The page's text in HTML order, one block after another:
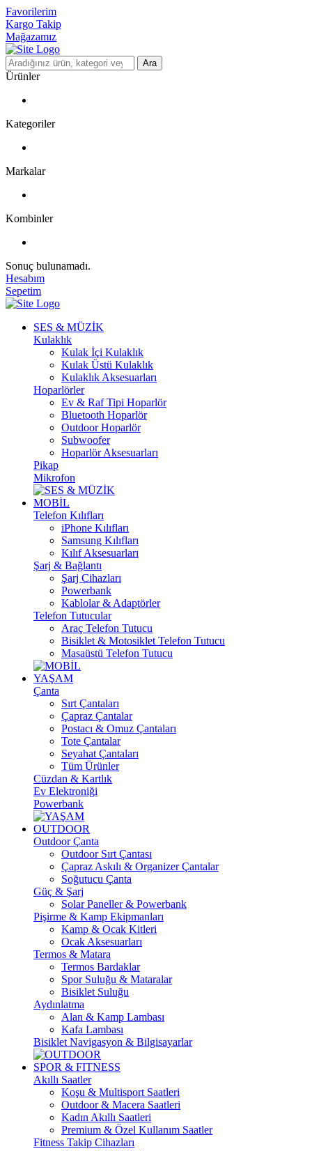
Favorilerim
Kargo Takip
Mağazamız
Ara
Ürünler
Kategoriler
Markalar
Kombinler
Sonuç bulunamadı.
Hesabım
Sepetim
SES & MÜZİK
Kulaklık
Kulak İçi Kulaklık
Kulak Üstü Kulaklık
Kulaklık Aksesuarları
Hoparlörler
Ev & Raf Tipi Hoparlör
Bluetooth Hoparlör
Outdoor Hoparlör
Subwoofer
Hoparlör Aksesuarları
Pikap
Mikrofon
MOBİL
Telefon Kılıfları
iPhone Kılıfları
Samsung Kılıfları
Kılıf Aksesuarları
Şarj & Bağlantı
Şarj Cihazları
Powerbank
Kablolar & Adaptörler
Telefon Tutucular
Araç Telefon Tutucu
Bisiklet & Motosiklet Telefon Tutucu
Masaüstü Telefon Tutucu
YAŞAM
Çanta
Sırt Çantaları
Çapraz Çantalar
Postacı & Omuz Çantaları
Tote Çantalar
Seyahat Çantaları
Tüm Ürünler
Cüzdan & Kartlık
Ev Elektroniği
Powerbank
OUTDOOR
Outdoor Çanta
Outdoor Sırt Çantası
Çapraz Askılı & Organizer Çantalar
Soğutucu Çanta
Güç & Şarj
Solar Paneller & Powerbank
Pişirme & Kamp Ekipmanları
Kamp & Ocak Kitleri
Ocak Aksesuarları
Termos & Matara
Termos Bardaklar
Spor Suluğu & Mataralar
Bisiklet Suluğu
Aydınlatma
Alan & Kamp Lambası
Kafa Lambası
Bisiklet Navigasyon & Bilgisayarlar
SPOR & FITNESS
Akıllı Saatler
Koşu & Multisport Saatleri
Outdoor & Macera Saatleri
Kadın Akıllı Saatleri
Premium & Özel Kullanım Saatler
Fitness Takip Cihazları